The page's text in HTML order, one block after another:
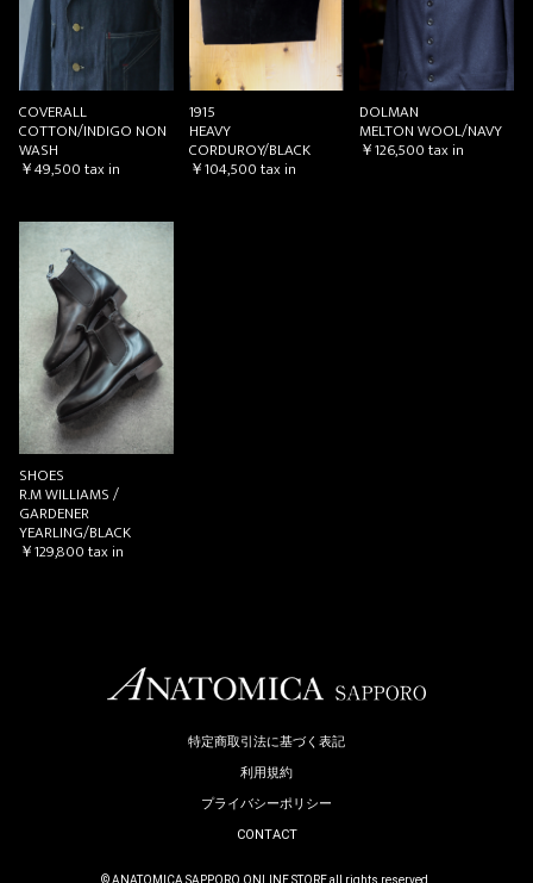
COVERALL
COTTON/INDIGO NON
WASH
￥49,500tax in
1915
HEAVY
CORDUROY/BLACK
￥104,500tax in
DOLMAN
MELTON WOOL/NAVY
￥126,500tax in
SHOES
R.M WILLIAMS /
GARDENER
YEARLING/BLACK
￥129,800tax in
特定商取引法に基づく表記
利用規約
プライバシーポリシー
CONTACT
© ANATOMICA SAPPORO ONLINE STORE all rights reserved.